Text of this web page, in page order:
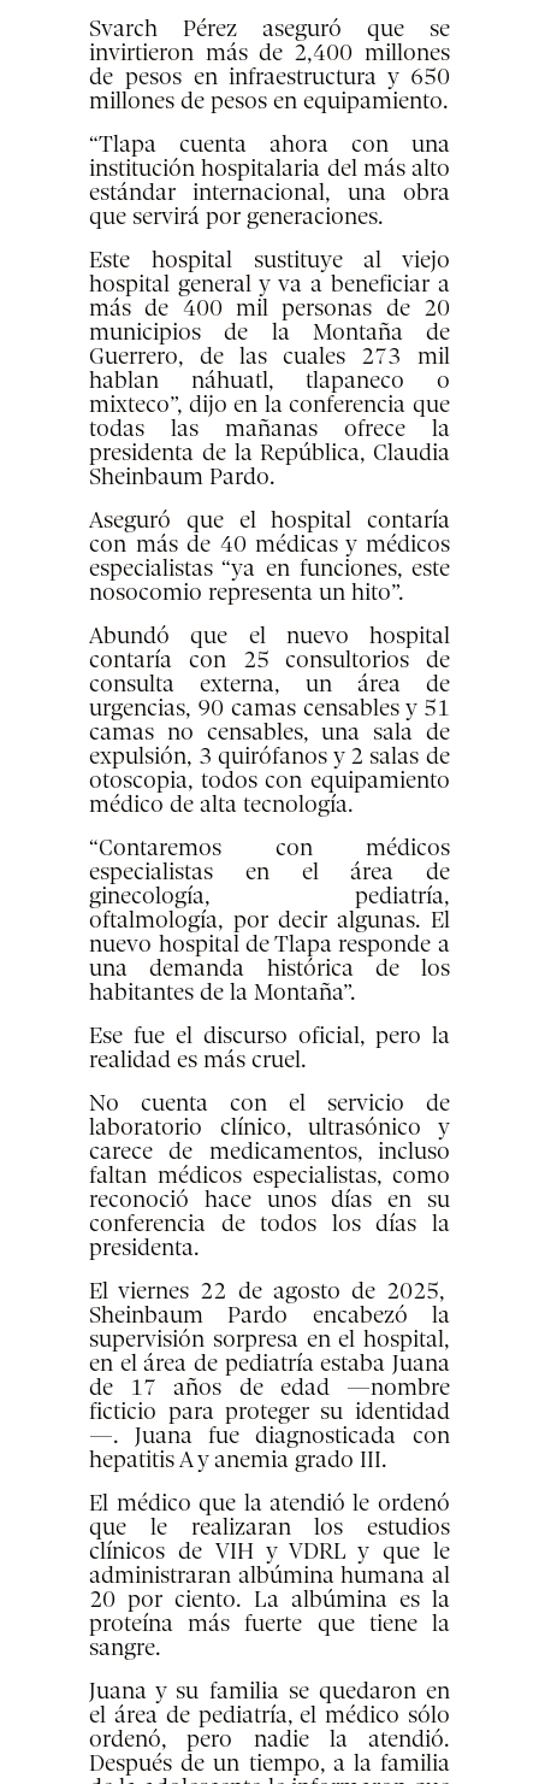
Svarch Pérez aseguró que se
invirtieron más de 2,400 millones
de pesos en infraestructura y 650
millones de pesos en equipamiento.
“Tlapa cuenta ahora con una
institución hospitalaria del más alto
estándar internacional, una obra
que servirá por generaciones.
Este hospital sustituye al viejo
hospital general y va a beneficiar a
más de 400 mil personas de 20
municipios de la Montaña de
Guerrero, de las cuales 273 mil
hablan náhuatl, tlapaneco o
mixteco”, dijo en la conferencia que
todas las mañanas ofrece la
presidenta de la República, Claudia
Sheinbaum Pardo.
Aseguró que el hospital contaría
con más de 40 médicas y médicos
especialistas “ya en funciones, este
nosocomio representa un hito”.
Abundó que el nuevo hospital
contaría con 25 consultorios de
consulta externa, un área de
urgencias, 90 camas censables y 51
camas no censables, una sala de
expulsión, 3 quirófanos y 2 salas de
otoscopia, todos con equipamiento
médico de alta tecnología.
“Contaremos con médicos
especialistas en el área de
ginecología, pediatría,
oftalmología, por decir algunas. El
nuevo hospital de Tlapa responde a
una demanda histórica de los
habitantes de la Montaña”.
Ese fue el discurso oficial, pero la
realidad es más cruel.
No cuenta con el servicio de
laboratorio clínico, ultrasónico y
carece de medicamentos, incluso
faltan médicos especialistas, como
reconoció hace unos días en su
conferencia de todos los días la
presidenta.
El viernes 22 de agosto de 2025,
Sheinbaum Pardo encabezó la
supervisión sorpresa en el hospital,
en el área de pediatría estaba Juana
de 17 años de edad —nombre
ficticio para proteger su identidad
—. Juana fue diagnosticada con
hepatitis A y anemia grado III.
El médico que la atendió le ordenó
que le realizaran los estudios
clínicos de VIH y VDRL y que le
administraran albúmina humana al
20 por ciento. La albúmina es la
proteína más fuerte que tiene la
sangre.
Juana y su familia se quedaron en
el área de pediatría, el médico sólo
ordenó, pero nadie la atendió.
Después de un tiempo, a la familia